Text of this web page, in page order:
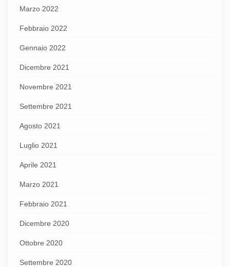
Marzo 2022
Febbraio 2022
Gennaio 2022
Dicembre 2021
Novembre 2021
Settembre 2021
Agosto 2021
Luglio 2021
Aprile 2021
Marzo 2021
Febbraio 2021
Dicembre 2020
Ottobre 2020
Settembre 2020